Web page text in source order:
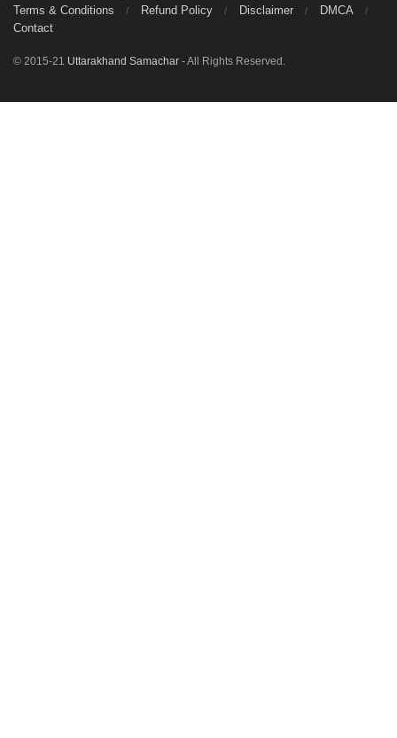
Terms & Conditions
Refund Policy Disclaimer
DMCA
Contact
© 2015-21 Uttarakhand Samachar - All Rights Reserved.